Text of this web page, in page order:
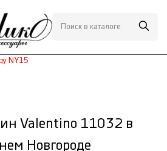
NY15
Valentino 11032 в
Новгороде